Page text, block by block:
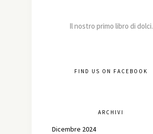
Il nostro primo libro di dolci.
FIND US ON FACEBOOK
ARCHIVI
Dicembre 2024